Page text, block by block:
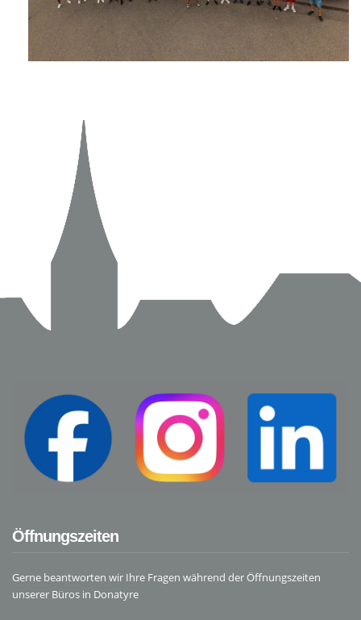
Öffnungszeiten
Gerne beantworten wir Ihre Fragen während der Öffnungszeiten
unserer Büros in Donatyre